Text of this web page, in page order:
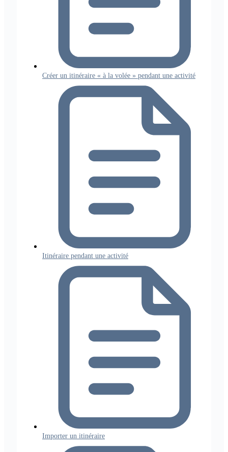
Créer un itinéraire « à la volée » pendant une activité
Itinéraire pendant une activité
Importer un itinéraire